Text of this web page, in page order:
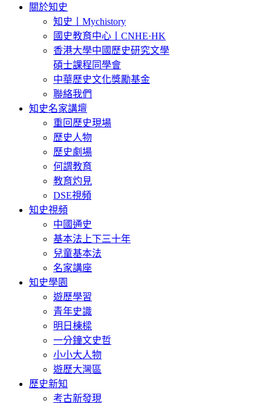
關於知史
知史丨Mychistory
國史教育中心丨CNHE·HK
香港大學中國歷史研究文學
碩士課程同學會
中華歷史文化獎勵基金
聯絡我們
知史名家講壇
重回歷史現場
歷史人物
歷史劇場
何謂教育
教育灼見
DSE視頻
知史視頻
中國通史
基本法上下三十年
兒童基本法
名家講座
知史學園
遊歷學習
青年史識
明日棟樑
一分鐘文史哲
小小大人物
遊歷大灣區
歷史新知
考古新發現